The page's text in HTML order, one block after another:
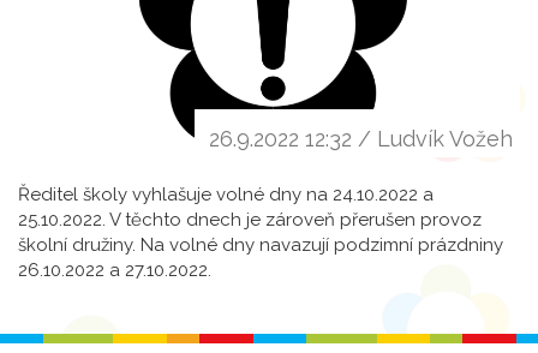
26.9.2022 12:32 / Ludvík Vožeh
Ředitel školy vyhlašuje volné dny na 24.10.2022 a
25.10.2022. V těchto dnech je zároveň přerušen provoz
školní družiny. Na volné dny navazují podzimní prázdniny
26.10.2022 a 27.10.2022.